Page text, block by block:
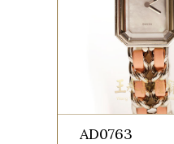
AD0763